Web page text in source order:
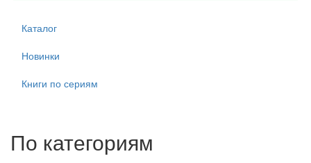
Каталог
Новинки
Книги по сериям
По категориям